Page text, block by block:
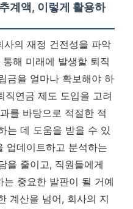
계액, 이렇게 활용하
사의 재정 건전성을 파악
해 미래에 발생할 퇴직
금을 얼마나 확보해야 하
직연금 제도 도입을 고려
를 바탕으로 적절한 적
는 데 도움을 받을 수 있
업데이트하고 분석하는
을 줄이고, 직원들에게
중요한 발판이 될 거예
계산을 넘어, 회사의 지